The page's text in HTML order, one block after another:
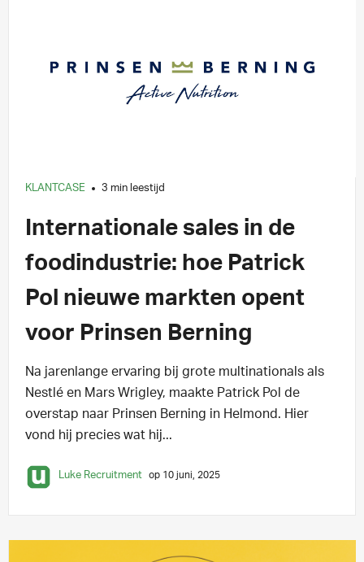
KLANTCASE 3 min leestijd
Internationale sales in de
foodindustrie: hoe Patrick
Pol nieuwe markten opent
voor Prinsen Berning
Na jarenlange ervaring bij grote multinationals als
Nestlé en Mars Wrigley, maakte Patrick Pol de
overstap naar Prinsen Berning in Helmond. Hier
vond hij precies wat hij...
Luke Recruitment op 10 juni, 2025